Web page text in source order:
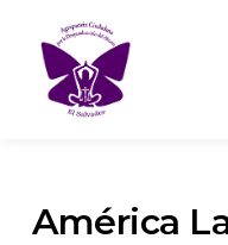
América